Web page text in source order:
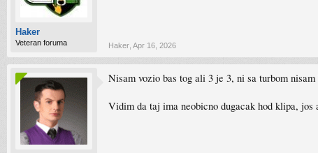
Haker
Veteran foruma Haker Apr 16, 2026
Nisam vozio bas tog ali 3 je 3, ni sa turbom nisam
Vidim da taj ima neobicno dugacak hod klipa,